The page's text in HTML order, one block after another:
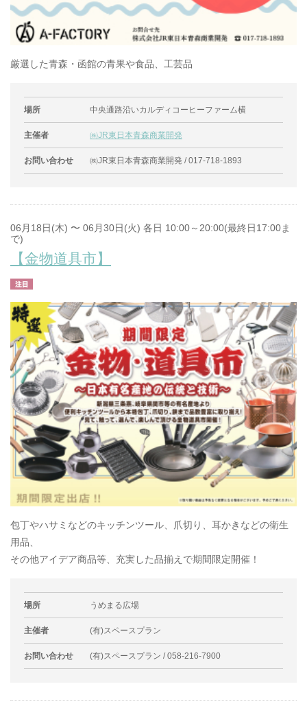
厳選した青森・函館の青果や食品、工芸品
場所 中央通路沿いカルディコーヒーファーム横
主催者 ㈱JR東日本青森商業開発
お問い合わせ ㈱JR東日本青森商業開発 / 017-718-1893
06月18日(木) 〜 06月30日(火) 各日 10:00～20:00(最終日17:00ま
で)
【金物道具市】
包丁やハサミなどのキッチンツール、爪切り、耳かきなどの衛生
用品、
その他アイデア商品等、充実した品揃えで期間限定開催！
場所 うめまる広場
主催者 (有)スペースプラン
お問い合わせ (有)スペースプラン / 058-216-7900